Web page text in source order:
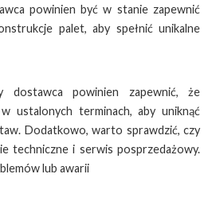
powinien być w stanie zapewnić
palet, aby spełnić unikalne
dostawca powinien zapewnić, że
ustalonych terminach, aby uniknąć
Dodatkowo, warto sprawdzić, czy
techniczne i serwis posprzedażowy.
lub awarii